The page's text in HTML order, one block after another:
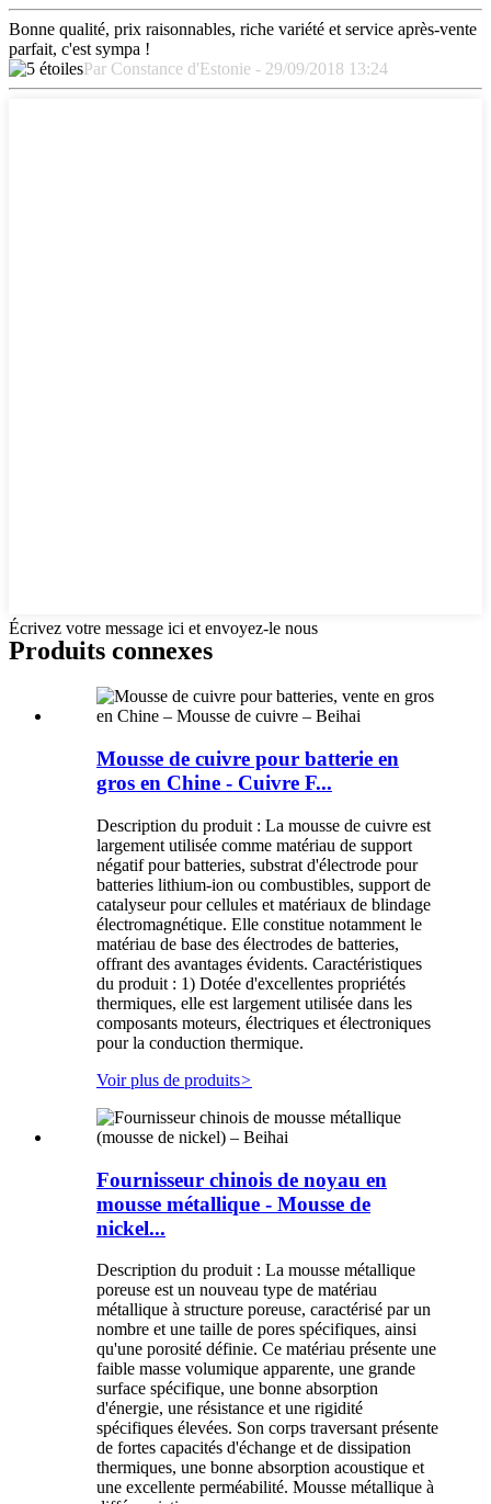
Bonne qualité, prix raisonnables, riche variété et service après-vente
parfait, c'est sympa !
Par Constance d'Estonie - 29/09/2018 13:24
Écrivez votre message ici et envoyez-le nous
Produits connexes
Mousse de cuivre pour batterie en
gros en Chine - Cuivre F...
Description du produit : La mousse de cuivre est
largement utilisée comme matériau de support
négatif pour batteries, substrat d'électrode pour
batteries lithium-ion ou combustibles, support de
catalyseur pour cellules et matériaux de blindage
électromagnétique. Elle constitue notamment le
matériau de base des électrodes de batteries,
offrant des avantages évidents. Caractéristiques
du produit : 1) Dotée d'excellentes propriétés
thermiques, elle est largement utilisée dans les
composants moteurs, électriques et électroniques
pour la conduction thermique.
Voir plus de produits>
Fournisseur chinois de noyau en
mousse métallique - Mousse de
nickel...
Description du produit : La mousse métallique
poreuse est un nouveau type de matériau
métallique à structure poreuse, caractérisé par un
nombre et une taille de pores spécifiques, ainsi
qu'une porosité définie. Ce matériau présente une
faible masse volumique apparente, une grande
surface spécifique, une bonne absorption
d'énergie, une résistance et une rigidité
spécifiques élevées. Son corps traversant présente
de fortes capacités d'échange et de dissipation
thermiques, une bonne absorption acoustique et
une excellente perméabilité. Mousse métallique à